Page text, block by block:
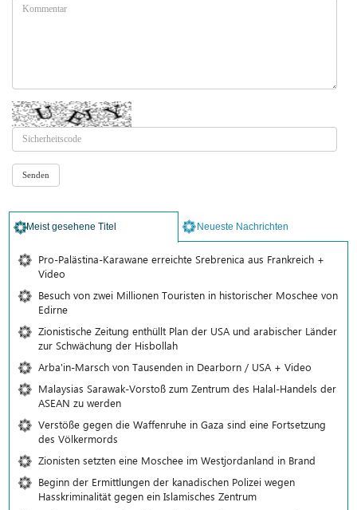
Meist gesehene Titel Neueste Nachrichten
Pro-Palästina-Karawane erreichte Srebrenica aus Frankreich +
Video
Besuch von zwei Millionen Touristen in historischer Moschee von
Edirne
Zionistische Zeitung enthüllt Plan der USA und arabischer Länder
zur Schwächung der Hisbollah
Arba'in-Marsch von Tausenden in Dearborn / USA + Video
Malaysias Sarawak-Vorstoß zum Zentrum des Halal-Handels der
ASEAN zu werden
Verstöße gegen die Waffenruhe in Gaza sind eine Fortsetzung
des Völkermords
Zionisten setzten eine Moschee im Westjordanland in Brand
Beginn der Ermittlungen der kanadischen Polizei wegen
Hasskriminalität gegen ein Islamisches Zentrum